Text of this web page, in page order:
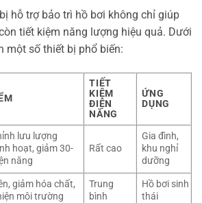
hỗ trợ bảo trì hồ bơi không chỉ giúp
tiết kiệm năng lượng hiệu quả. Dưới
một số thiết bị phổ biến:
TIẾT
KIỆM
ĐIỆN
NĂNG
ỨNG
DỤNG
lưu lượng
hoạt, giảm 30-
năng
Rất cao
Gia đình,
khu nghỉ
dưỡng
giảm hóa chất,
môi trường
Trung
bình
Hồ bơi sinh
thái